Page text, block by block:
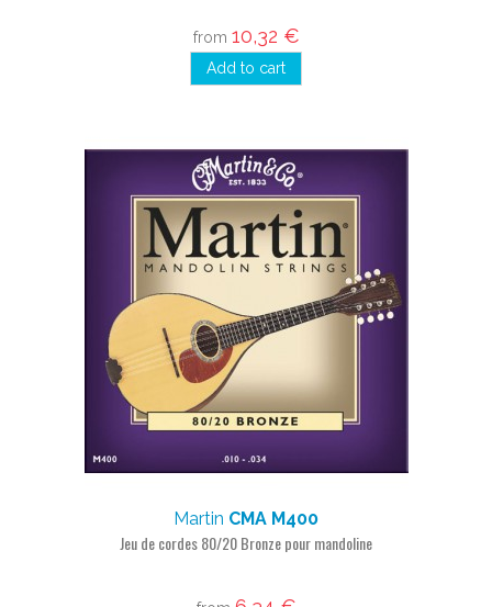
from 10,32 €
Add to cart
Martin CMA M400
Jeu de cordes 80/20 Bronze pour mandoline